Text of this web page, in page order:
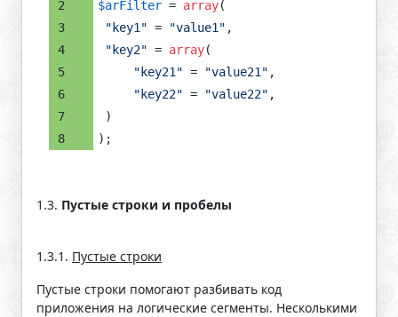
$arFilter = array(
"key1" = "value1" ,
"key2" = array(
"key21" = "value21" ,
"key22" = "value22" ,
)
);
1.3. Пустые строки и пробелы
1.3.1. Пустые строки
Пустые строки помогают разбивать код
приложения на логические сегменты. Несколькими